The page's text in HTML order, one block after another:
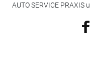
AUTO SERVICE PRAXIS